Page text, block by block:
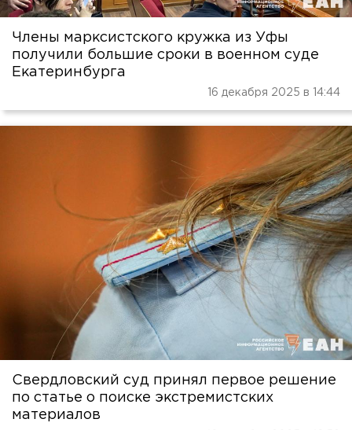
Члены марксистского кружка из Уфы
получили большие сроки в военном суде
Екатеринбурга
16 декабря 2025 в 14:44
Свердловский суд принял первое решение
по статье о поиске экстремистских
материалов